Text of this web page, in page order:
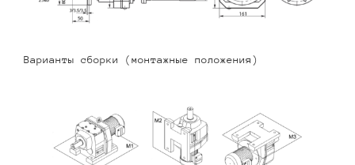
Варианты сборки (монтажные положения)